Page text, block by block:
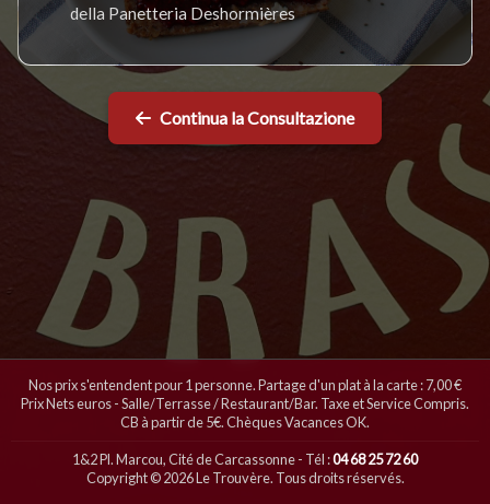
della Panetteria Deshormières
Continua la Consultazione
Nos prix s'entendent pour 1 personne. Partage d'un plat à la carte : 7,00 €
Prix Nets euros - Salle/Terrasse / Restaurant/Bar. Taxe et Service Compris.
CB à partir de 5€. Chèques Vacances OK.
1&2 Pl. Marcou, Cité de Carcassonne - Tél :04 68 25 72 60
Copyright © 2026 Le Trouvère. Tous droits réservés.